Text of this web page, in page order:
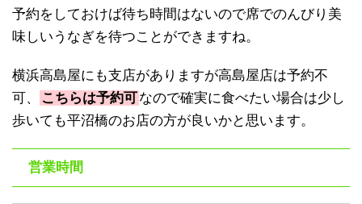
予約をしておけば待ち時間はないので席でのんびり美
味しいうなぎを待つことができますね。
横浜高島屋にも支店がありますが高島屋店は予約不
可、
こちらは予約可なので確実に食べたい場合は少し
歩いても平沼橋のお店の方が良いかと思います。
営業時間